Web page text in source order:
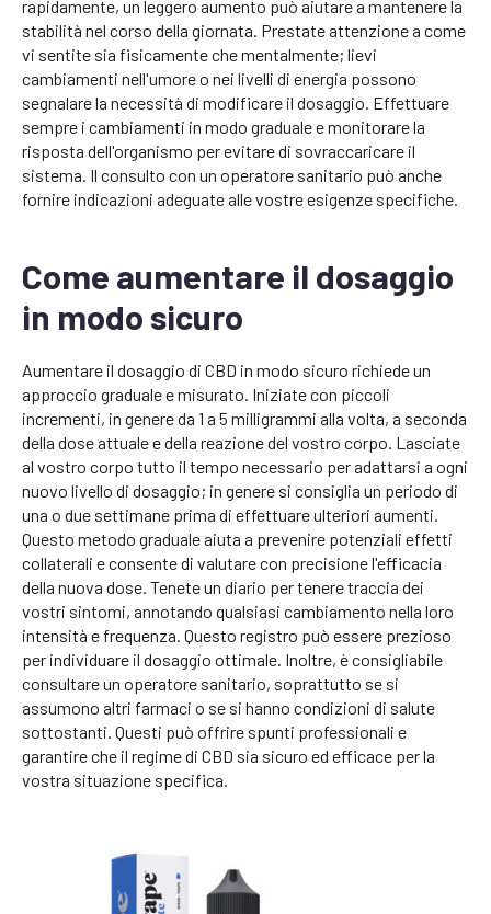
rapidamente, un leggero aumento può aiutare a mantenere la
stabilità nel corso della giornata. Prestate attenzione a come
vi sentite sia fisicamente che mentalmente; lievi
cambiamenti nell'umore o nei livelli di energia possono
segnalare la necessità di modificare il dosaggio. Effettuare
sempre i cambiamenti in modo graduale e monitorare la
risposta dell'organismo per evitare di sovraccaricare il
sistema. Il consulto con un operatore sanitario può anche
fornire indicazioni adeguate alle vostre esigenze specifiche.
Come aumentare il dosaggio
in modo sicuro
Aumentare il dosaggio di CBD in modo sicuro richiede un
approccio graduale e misurato. Iniziate con piccoli
incrementi, in genere da 1 a 5 milligrammi alla volta, a seconda
della dose attuale e della reazione del vostro corpo. Lasciate
al vostro corpo tutto il tempo necessario per adattarsi a ogni
nuovo livello di dosaggio; in genere si consiglia un periodo di
una o due settimane prima di effettuare ulteriori aumenti.
Questo metodo graduale aiuta a prevenire potenziali effetti
collaterali e consente di valutare con precisione l'efficacia
della nuova dose. Tenete un diario per tenere traccia dei
vostri sintomi, annotando qualsiasi cambiamento nella loro
intensità e frequenza. Questo registro può essere prezioso
per individuare il dosaggio ottimale. Inoltre, è consigliabile
consultare un operatore sanitario, soprattutto se si
assumono altri farmaci o se si hanno condizioni di salute
sottostanti. Questi può offrire spunti professionali e
garantire che il regime di CBD sia sicuro ed efficace per la
vostra situazione specifica.